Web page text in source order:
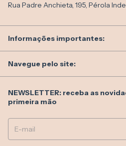
Rua Padre Anchieta, 195, Pérola
Informações importantes:
Navegue pelo site:
NEWSLETTER: receba as
primeira mão